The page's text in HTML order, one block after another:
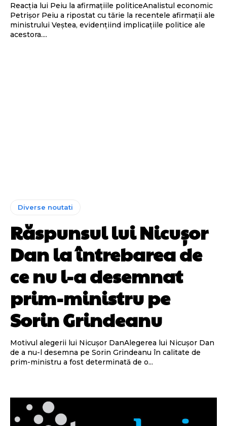
Reacția lui Peiu la afirmațiile politiceAnalistul economic
Petrișor Peiu a ripostat cu tărie la recentele afirmații ale
ministrului Veștea, evidențiind implicațiile politice ale
acestora....
Diverse noutati
Răspunsul lui Nicușor
Dan la întrebarea de
ce nu l-a desemnat
prim-ministru pe
Sorin Grindeanu
Motivul alegerii lui Nicușor DanAlegerea lui Nicușor Dan
de a nu-l desemna pe Sorin Grindeanu în calitate de
prim-ministru a fost determinată de o...